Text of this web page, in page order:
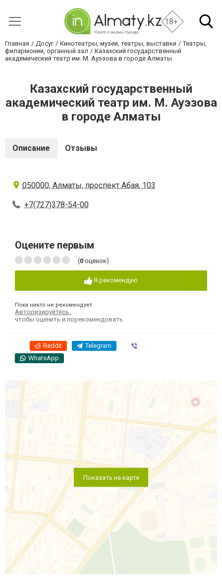
18+
Главная Досуг Кинотеатры, музеи, театры, выставки
Театры,
филармонии, органный зал
Казахский государственный
академический театр им. М. Ауэзова в городе Алматы
Казахский государственный
академический театр им. М. Ауэзова
в городе Алматы
Описание Отзывы
050000, Алматы, проспект Абая, 103
+7(727)378-54-00
Оцените первым
(0 оценок)
Я рекомендую
Пока никто не рекомендует
Авторизируйтесь
чтобы оценить и порекомендовать
Reddit Telegram
WhatsApp
Показать на карте